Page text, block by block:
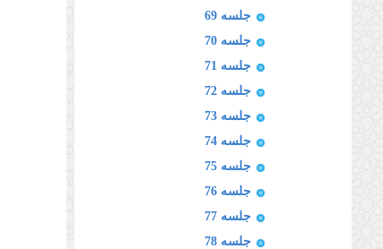
جلسه 69
جلسه 70
جلسه 71
جلسه 72
جلسه 73
جلسه 74
جلسه 75
جلسه 76
جلسه 77
جلسه 78